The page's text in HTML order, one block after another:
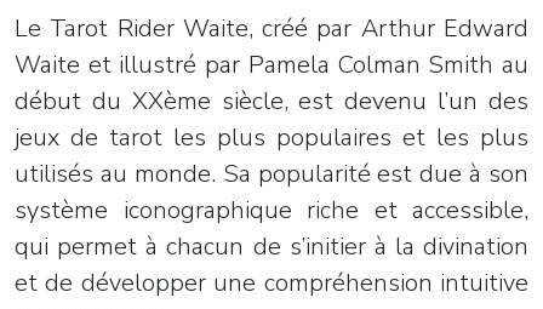
Le Tarot Rider Waite, créé par Arthur Edward
Waite et illustré par Pamela Colman Smith au
début du XXème siècle, est devenu l’un des
jeux de tarot les plus populaires et les plus
utilisés au monde. Sa popularité est due à son
système iconographique riche et accessible,
qui permet à chacun de s’initier à la divination
et de développer une compréhension intuitive